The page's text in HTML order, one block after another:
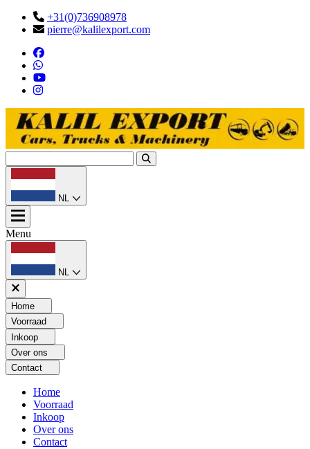
+31(0)736908978
pierre@kalilexport.com
NL
Menu
NL
Home
Voorraad
Inkoop
Over ons
Contact
Home
Voorraad
Inkoop
Over ons
Contact